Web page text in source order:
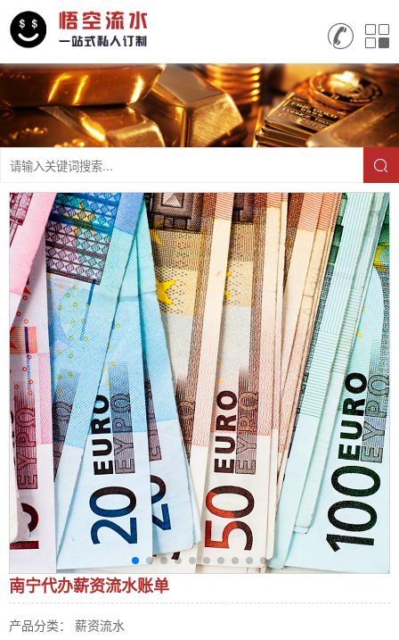
南宁代办薪资流水账单
产品分类： 薪资流水